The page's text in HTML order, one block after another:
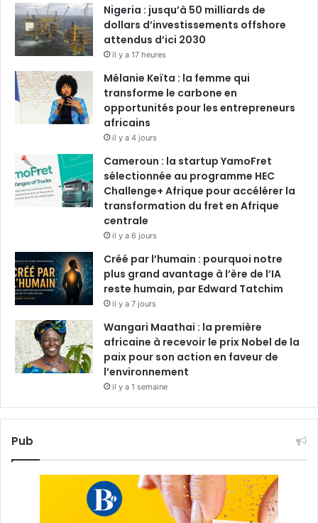
b
o
k
e
d
n
u
b
a
a
Nigeria : jusqu’à 50 milliards de
dollars d’investissements offshore
attendus d’ici 2030
il y a 17 heures
Mélanie Keïta : la femme qui
transforme le carbone en
opportunités pour les entrepreneurs
africains
il y a 4 jours
Cameroun : la startup YamoFret
sélectionnée au programme HEC
Challenge+ Afrique pour accélérer la
transformation du fret en Afrique
centrale
il y a 6 jours
Créé par l’humain : pourquoi notre
plus grand avantage à l’ère de l’IA
reste humain, par Edward Tatchim
il y a 7 jours
Wangari Maathai : la première
africaine à recevoir le prix Nobel de la
paix pour son action en faveur de
l’environnement
il y a 1 semaine
Pub